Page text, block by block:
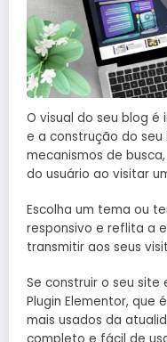
O visual do seu blog
e a construção do
mecanismos de
do usuário ao visitar
Escolha um tema ou
responsivo e reflita a
transmitir aos seus
Se construir o seu site
Plugin Elementor, que
mais usados da